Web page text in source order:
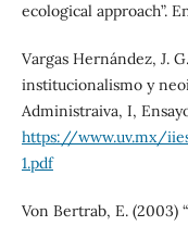
ecological approach”.
Vargas Hernández, J.
institucionalismo y
Administraiva, I,
https://www.uv.mx/
1.pdf
Von Bertrab, E. (2003)